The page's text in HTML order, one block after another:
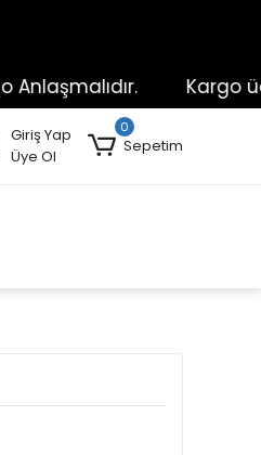
Kargo ücretli
Giriş Yap
Üye Ol
0
Sepetim